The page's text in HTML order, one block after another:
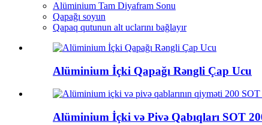
Alüminium Tam Diyafram Sonu
Qapağı soyun
Qapaq qutunun alt uclarını bağlayır
Alüminium İçki Qapağı Rəngli Çap Ucu
Alüminium İçki və Pivə Qabıqları SOT